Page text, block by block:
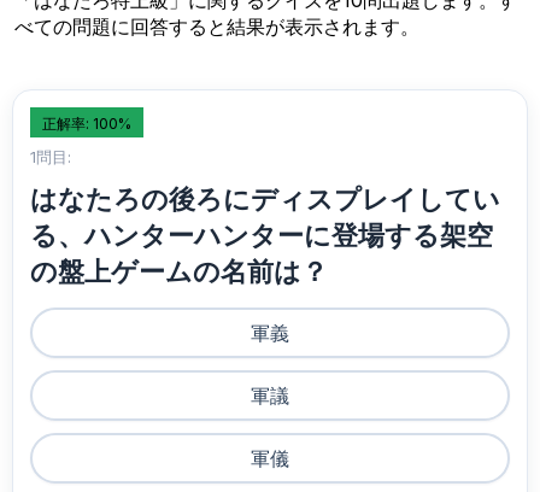
べての問題に回答すると結果が表示されます。
正解率: 100%
1問目:
はなたろの後ろにディスプレイしてい
る、ハンターハンターに登場する架空
の盤上ゲームの名前は？
軍義
軍議
軍儀